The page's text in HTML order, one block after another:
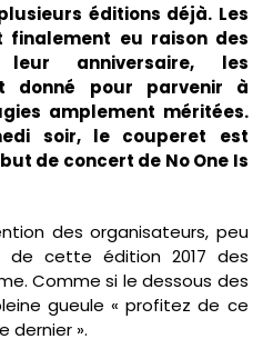
éditions déjà. Les
finalement eu raison des
leur anniversaire, les
donné pour parvenir à
amplement méritées.
soir, le couperet est
de concert de No One Is
des organisateurs, peu
de cette édition 2017 des
Comme si le dessous des
gueule « profitez de ce
dernier ».